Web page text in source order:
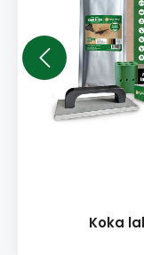
Koka